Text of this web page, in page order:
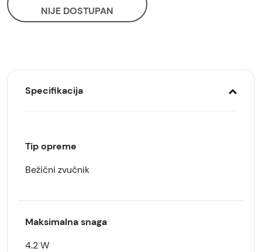
NIJE DOSTUPAN
Specifikacija
Tip opreme
Bežični zvučnik
Maksimalna snaga
4.2 W